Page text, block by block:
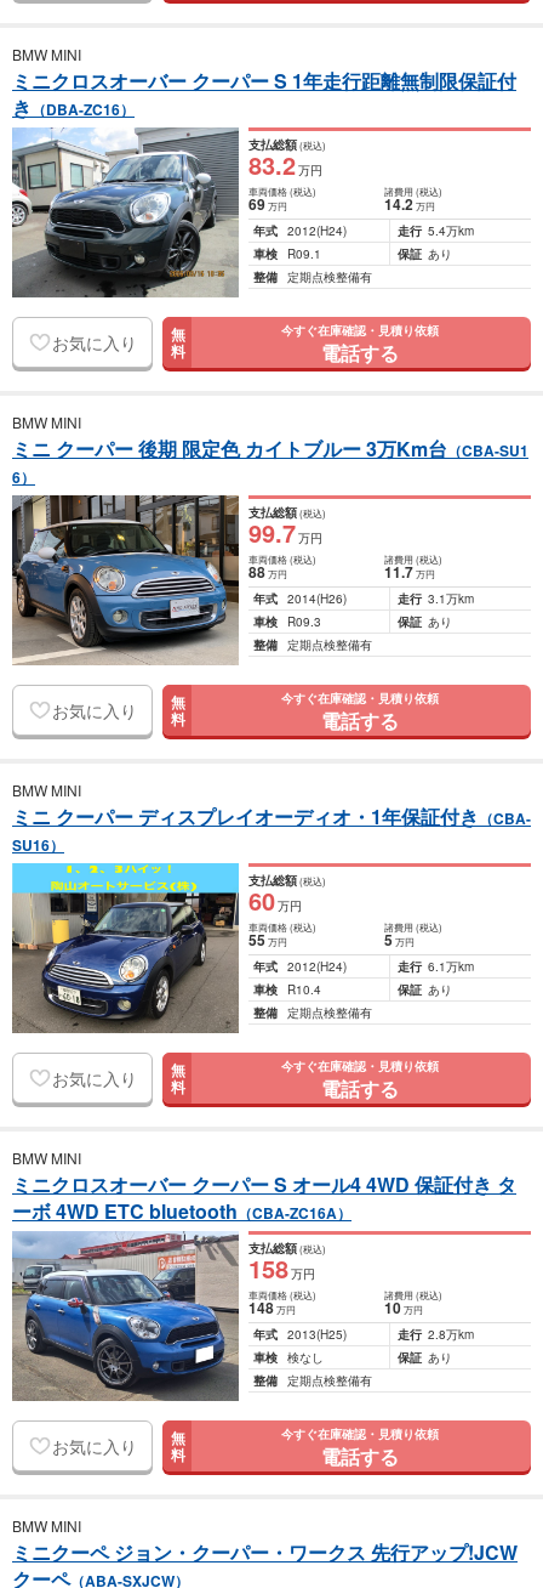
BMW MINI
ミニクロスオーバー クーパー S 1年走行距離無制限保証付
き （DBA-ZC16）
支払総額(税込)
83.2万円
車両価格(税込)
69万円
諸費用 (税込)
14.2 万円
年式 2012(H24) 走行 5.4万km
車検
R09.1 保証 あり
整備 定期点検整備有
お気に入り 無
料
今すぐ在庫確認・見積り依頼
電話する
BMW MINI
ミニ クーパー 後期 限定色 カイトブルー 3万Km台 （CBA-SU1
6）
支払総額(税込)
99.7万円
車両価格(税込)
88万円
諸費用 (税込)
11.7 万円
年式 2014(H26) 走行 3.1万km
車検
R09.3 保証 あり
整備 定期点検整備有
お気に入り 無
料
今すぐ在庫確認・見積り依頼
電話する
BMW MINI
ミニ クーパー ディスプレイオーディオ・1年保証付き （CBA-
SU16）
支払総額(税込)
60万円
車両価格(税込)
55万円
諸費用 (税込)
5 万円
年式 2012(H24) 走行 6.1万km
車検
R10.4 保証 あり
整備 定期点検整備有
お気に入り 無
料
今すぐ在庫確認・見積り依頼
電話する
BMW MINI
ミニクロスオーバー クーパー S オール4 4WD 保証付き タ
ーボ 4WD ETC bluetooth （CBA-ZC16A）
支払総額(税込)
158万円
車両価格(税込)
148万円
諸費用 (税込)
10 万円
年式 2013(H25) 走行 2.8万km
車検 検なし 保証 あり
整備 定期点検整備有
お気に入り 無
料
今すぐ在庫確認・見積り依頼
電話する
BMW MINI
ミニクーペ ジョン・クーパー・ワークス 先行アップ!JCW
クーペ（ABA-SXJCW）